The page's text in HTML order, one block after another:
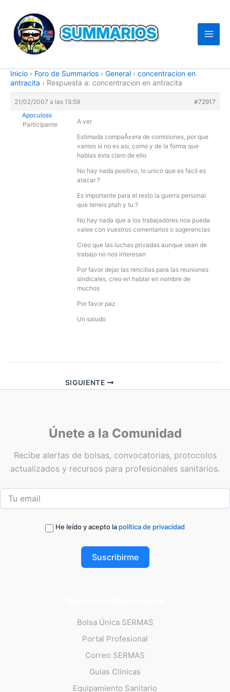
contenido
Inicio › Foro de Summarios › General › concentracion en
antracita › Respuesta a: concentracion en antracita
21/02/2007 a las 15:59
#72917
Apoculoss
Participante
A ver
Estimada compaÃ±era de comisiones, por que
vamos si no es asi, como y de la forma que
hablas esta claro de ello
No hay nada positivo, lo unico que es facil es
atacar ?
Es importante para el resto la guerra personal
que teneis ptah y tu ?
No hay nada que a los trabajadores noa pueda
valee con vuestros comentarios o sugerencias
Creo que las luchas privadas aunque sean de
trabajo no nos interesan
Por favor dejar las rencillas para las reuniones
sindicales, creo en hablar en nombre de
muchos
Por favor paz
Un saludo
SIGUIENTE
Únete a la Comunidad
Recibe alertas de bolsas, convocatorias, protocolos
actualizados y recursos para profesionales sanitarios.
He leído y acepto la política de privacidad
Suscribirme
Bolsa Única SERMAS
Portal Profesional
Correo SERMAS
Guías Clínicas
Equipamiento Sanitario